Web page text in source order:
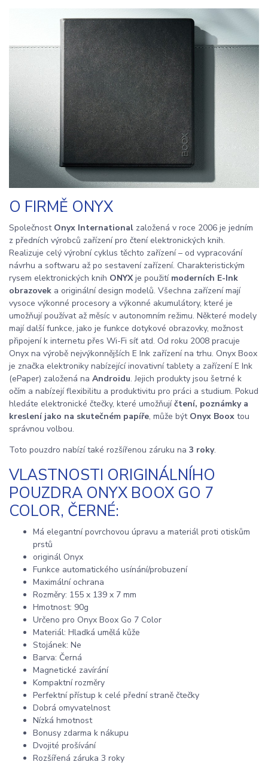
O FIRMĚ ONYX
Společnost Onyx International založená v roce 2006 je jedním
z předních výrobců zařízení pro čtení elektronických knih.
Realizuje celý výrobní cyklus těchto zařízení – od vypracování
návrhu a softwaru až po sestavení zařízení. Charakteristickým
rysem elektronických knih ONYXje použití moderních E-Ink
obrazovek a originální design modelů. Všechna zařízení mají
vysoce výkonné procesory a výkonné akumulátory, které je
umožňují používat až měsíc v autonomním režimu. Některé modely
mají další funkce, jako je funkce dotykové obrazovky, možnost
připojení k internetu přes Wi-Fi síť atd. Od roku 2008 pracuje
Onyx na výrobě nejvýkonnějších E Ink zařízení na trhu. Onyx Boox
je značka elektroniky nabízející inovativní tablety a zařízení E Ink
(ePaper) založená na Androidu. Jejich produkty jsou šetrné k
očím a nabízejí flexibilitu a produktivitu pro práci a studium. Pokud
hledáte elektronické čtečky, které umožňujíčtení, poznámky a
kreslení jako na skutečném papíře, může být Onyx Boox tou
správnou volbou.
Toto pouzdro nabízí také rozšířenou záruku na 3 roky.
VLASTNOSTI ORIGINÁLNÍHO
POUZDRA ONYX BOOX GO 7
COLOR, ČERNÉ:
Má elegantní povrchovou úpravu a materiál proti otiskům
prstů
originál Onyx
Funkce automatického usínání/probuzení
Maximální ochrana
Rozměry: 155 x 139 x 7 mm
Hmotnost: 90g
Určeno pro Onyx Boox Go 7 Color
Materiál: Hladká umělá kůže
Stojánek: Ne
Barva: Černá
Magnetické zavírání
Kompaktní rozměry
Perfektní přístup k celé přední straně čtečky
Dobrá omyvatelnost
Nízká hmotnost
Bonusy zdarma k nákupu
Dvojité prošívání
Rozšířená záruka 3 roky